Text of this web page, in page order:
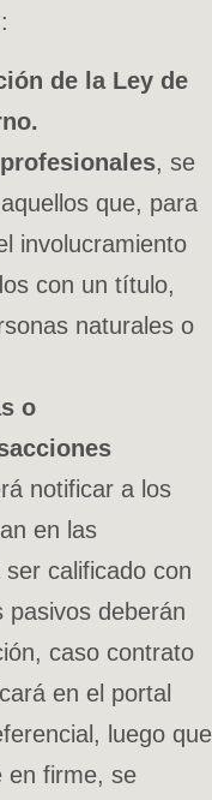
de la Ley de
, se
que, para
involucramiento
con un título,
naturales o
o
notificar a los
en las
calificado con
pasivos deberán
caso contrato
en el portal
luego que
en firme, se